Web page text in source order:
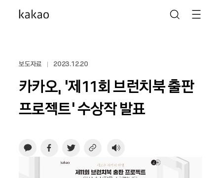
보도자료 2023.12.20
카카오, ‘제11회 브런치북 출판
프로젝트’ 수상작 발표